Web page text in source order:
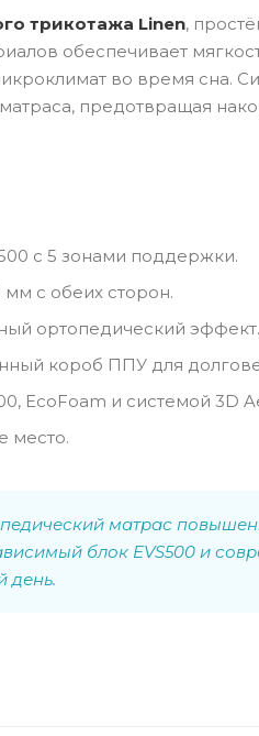
трикотажа Linen,
обеспечивает
во время сна.
предотвращая
с 5 зонами поддержки.
с обеих сторон.
ортопедический эффект.
короб ППУ для
EcoFoam и системой 3D
место.
матрас
блок EVS500 и
день.